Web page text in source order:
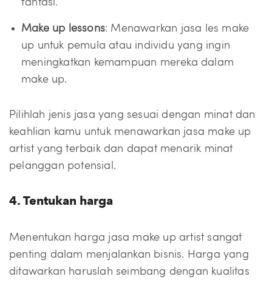
fantasi.
Make up lessons: Menawarkan jasa les make
up untuk pemula atau individu yang ingin
meningkatkan kemampuan mereka dalam
make up.
Pilihlah jenis jasa yang sesuai dengan minat dan
keahlian kamu untuk menawarkan jasa make up
artist yang terbaik dan dapat menarik minat
pelanggan potensial.
4. Tentukan harga
Menentukan harga jasa make up artist sangat
penting dalam menjalankan bisnis. Harga yang
ditawarkan haruslah seimbang dengan kualitas